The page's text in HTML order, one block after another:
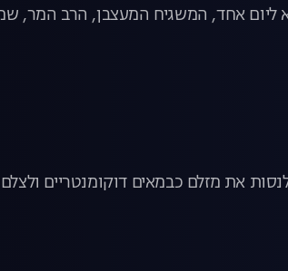
ליום אחד, המשגיח המעצבן, הרב המר,
את מזלם כבמאים דוקומנטריים